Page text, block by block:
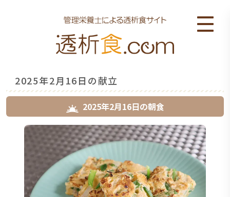
2025年2月16日の献立
2025年2月16日の朝食